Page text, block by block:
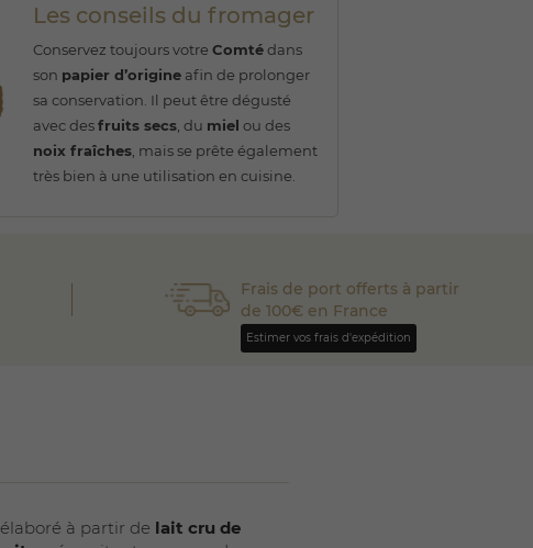
Frais de port offerts à partir
de 100€ en France
Estimer vos frais d'expédition
à partir de lait cru de
Les conseils du fromager
Conservez toujours votre Comtédans
son papier d’origine afin de prolonger
sa conservation. Il peut être dégusté
avec desfruits secs , du miel ou des
noix fraîches , mais se prête également
très bien à une utilisation en cuisine.